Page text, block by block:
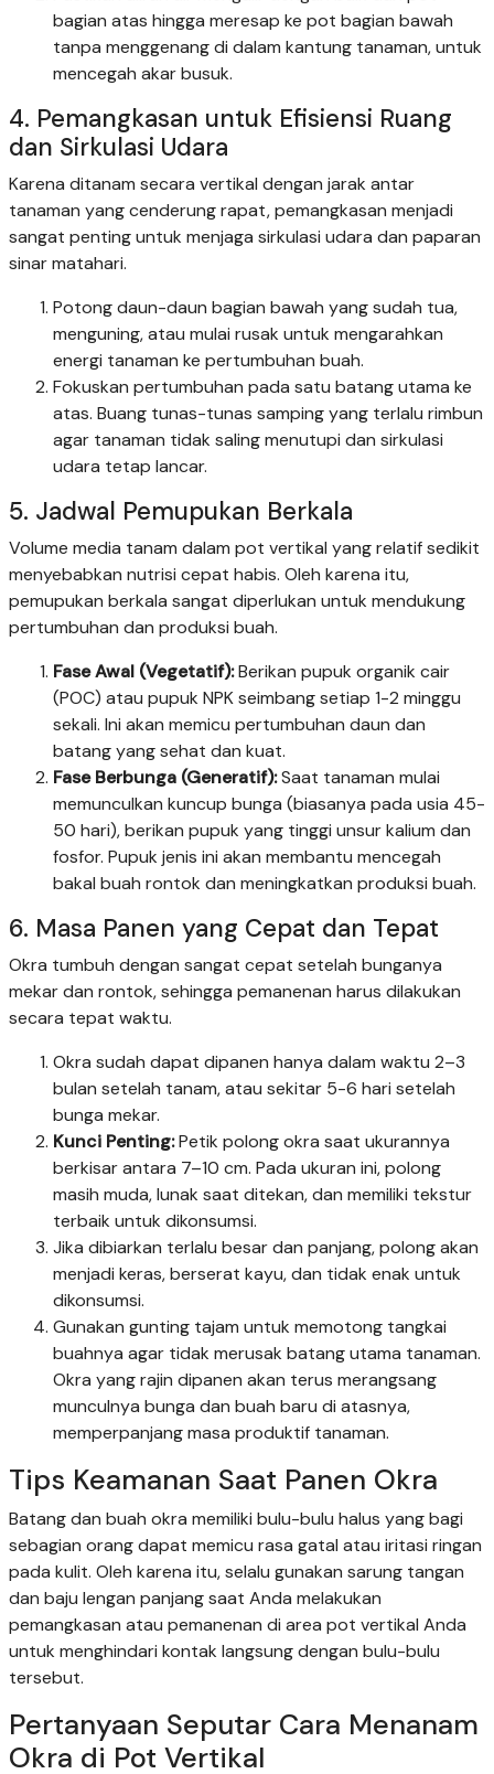
bagian atas hingga meresap ke pot bagian bawah
tanpa menggenang di dalam kantung tanaman, untuk
mencegah akar busuk.
4. Pemangkasan untuk Efisiensi Ruang
dan Sirkulasi Udara
Karena ditanam secara vertikal dengan jarak antar
tanaman yang cenderung rapat, pemangkasan menjadi
sangat penting untuk menjaga sirkulasi udara dan paparan
sinar matahari.
Potong daun-daun bagian bawah yang sudah tua,
menguning, atau mulai rusak untuk mengarahkan
energi tanaman ke pertumbuhan buah.
Fokuskan pertumbuhan pada satu batang utama ke
atas. Buang tunas-tunas samping yang terlalu rimbun
agar tanaman tidak saling menutupi dan sirkulasi
udara tetap lancar.
5. Jadwal Pemupukan Berkala
Volume media tanam dalam pot vertikal yang relatif sedikit
menyebabkan nutrisi cepat habis. Oleh karena itu,
pemupukan berkala sangat diperlukan untuk mendukung
pertumbuhan dan produksi buah.
Fase Awal (Vegetatif):Berikan pupuk organik cair
(POC) atau pupuk NPK seimbang setiap 1-2 minggu
sekali. Ini akan memicu pertumbuhan daun dan
batang yang sehat dan kuat.
Fase Berbunga (Generatif):Saat tanaman mulai
memunculkan kuncup bunga (biasanya pada usia 45-
50 hari), berikan pupuk yang tinggi unsur kalium dan
fosfor. Pupuk jenis ini akan membantu mencegah
bakal buah rontok dan meningkatkan produksi buah.
6. Masa Panen yang Cepat dan Tepat
Okra tumbuh dengan sangat cepat setelah bunganya
mekar dan rontok, sehingga pemanenan harus dilakukan
secara tepat waktu.
Okra sudah dapat dipanen hanya dalam waktu 2–3
bulan setelah tanam, atau sekitar 5-6 hari setelah
bunga mekar.
Kunci Penting:Petik polong okra saat ukurannya
berkisar antara 7–10 cm. Pada ukuran ini, polong
masih muda, lunak saat ditekan, dan memiliki tekstur
terbaik untuk dikonsumsi.
Jika dibiarkan terlalu besar dan panjang, polong akan
menjadi keras, berserat kayu, dan tidak enak untuk
dikonsumsi.
Gunakan gunting tajam untuk memotong tangkai
buahnya agar tidak merusak batang utama tanaman.
Okra yang rajin dipanen akan terus merangsang
munculnya bunga dan buah baru di atasnya,
memperpanjang masa produktif tanaman.
Tips Keamanan Saat Panen Okra
Batang dan buah okra memiliki bulu-bulu halus yang bagi
sebagian orang dapat memicu rasa gatal atau iritasi ringan
pada kulit. Oleh karena itu, selalu gunakan sarung tangan
dan baju lengan panjang saat Anda melakukan
pemangkasan atau pemanenan di area pot vertikal Anda
untuk menghindari kontak langsung dengan bulu-bulu
tersebut.
Pertanyaan Seputar Cara Menanam
Okra di Pot Vertikal